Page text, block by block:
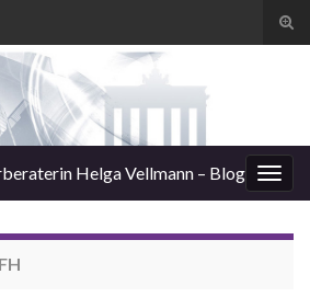
Helga Vellmann – Blog